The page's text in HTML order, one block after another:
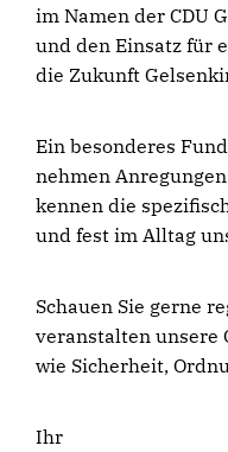
im Namen der CDU
und den Einsatz für
die Zukunft
Ein besonderes
nehmen
kennen die
und fest im Alltag
Schauen Sie gerne
veranstalten unsere
wie Sicherheit,
Ihr